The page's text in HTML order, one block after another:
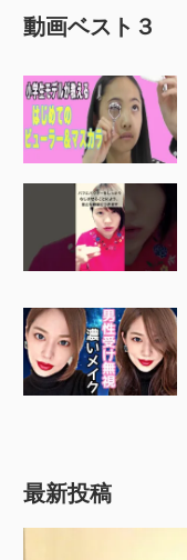
動画ベスト３
最新投稿